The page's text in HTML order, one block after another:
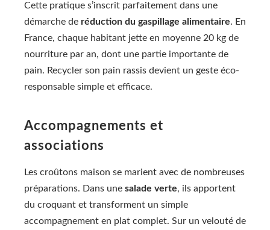
Cette pratique s’inscrit parfaitement dans une
démarche de réduction du gaspillage alimentaire. En
France, chaque habitant jette en moyenne 20 kg de
nourriture par an, dont une partie importante de
pain. Recycler son pain rassis devient un geste éco-
responsable simple et efficace.
Accompagnements et
associations
Les croûtons maison se marient avec de nombreuses
préparations. Dans une salade verte, ils apportent
du croquant et transforment un simple
accompagnement en plat complet. Sur un velouté de